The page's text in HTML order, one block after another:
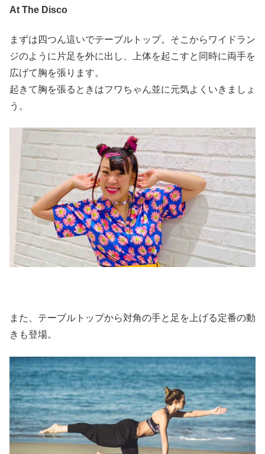
At The Disco
まずは四つん這いでテーブルトップ。そこからワイドラン
ジのように片足を外に出し、上体を起こすと同時に両手を
広げて胸を張ります。
起きて胸を張るときはフワちゃん並に元気よくいきましょ
う。
また、テーブルトップから対角の手と足を上げる定番の動
きも登場。